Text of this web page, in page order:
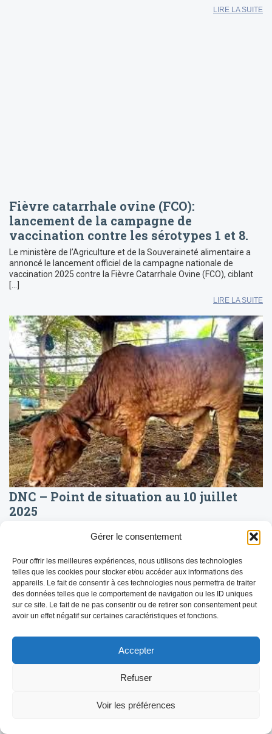
Gérer le consentement
Pour offrir les meilleures expériences, nous utilisons des technologies
telles que les cookies pour stocker et/ou accéder aux informations des
appareils. Le fait de consentir à ces technologies nous permettra de traiter
des données telles que le comportement de navigation ou les ID uniques
sur ce site. Le fait de ne pas consentir ou de retirer son consentement peut
avoir un effet négatif sur certaines caractéristiques et fonctions.
Accepter
Refuser
Voir les préférences
LIRE LA SUITE
Fièvre catarrhale ovine (FCO):
lancement de la campagne de
vaccination contre les sérotypes 1 et 8.
Le ministère de l’Agriculture et de la Souveraineté alimentaire a
annoncé le lancement officiel de la campagne nationale de
vaccination 2025 contre la Fièvre Catarrhale Ovine (FCO), ciblant
[…]
LIRE LA SUITE
DNC – Point de situation au 10 juillet
2025
surveillance renforcée avec une situation épidémiologique
concernant la progression de la maladie, les […]
LIRE LA SUITE